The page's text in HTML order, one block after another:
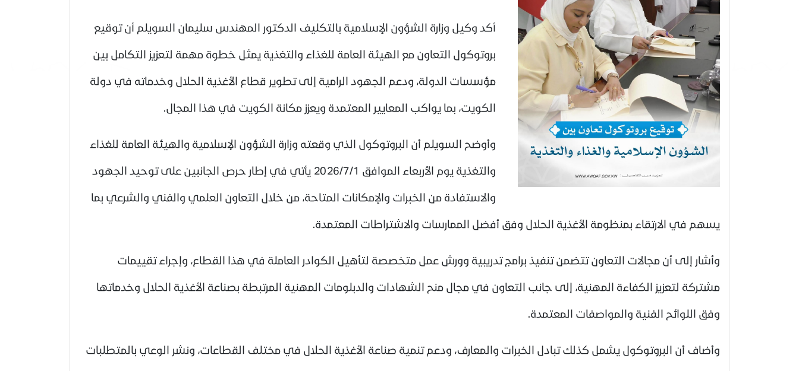
أكد وكيل وزارة الشؤون الإسلامية بالتكليف الدكتور المهندس سليمان السويلم أن توقيع
بروتوكول التعاون مع الهيئة العامة للغذاء والتغذية يمثل خطوة مهمة لتعزيز التكامل بين
مؤسسات الدولة، ودعم الجهود الرامية إلى تطوير قطاع الأغذية الحلال وخدماته في دولة
الكويت، بما يواكب المعايير المعتمدة ويعزز مكانة الكويت في هذا المجال.
وأوضح السويلم أن البروتوكول الذي وقعته وزارة الشؤون الإسلامية والهيئة العامة للغذاء
والتغذية يوم الأربعاء الموافق 2026/7/1 يأتي في إطار حرص الجانبين على توحيد الجهود
والاستفادة من الخبرات والإمكانات المتاحة، من خلال التعاون العلمي والفني والشرعي بما
يسهم في الارتقاء بمنظومة الأغذية الحلال وفق أفضل الممارسات والاشتراطات المعتمدة.
وأشار إلى أن مجالات التعاون تتضمن تنفيذ برامج تدريبية وورش عمل متخصصة لتأهيل الكوادر العاملة في هذا القطاع، وإجراء تقييمات
مشتركة لتعزيز الكفاءة المهنية، إلى جانب التعاون في مجال منح الشهادات والدبلومات المهنية المرتبطة بصناعة الأغذية الحلال وخدماتها
وفق اللوائح الفنية والمواصفات المعتمدة.
وأضاف أن البروتوكول يشمل كذلك تبادل الخبرات والمعارف، ودعم تنمية صناعة الأغذية الحلال في مختلف القطاعات، ونشر الوعي بالمتطلبات